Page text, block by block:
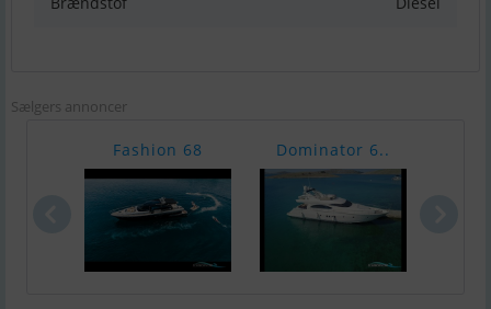
Sælgers annoncer
Fashion 68 Dominator 6..